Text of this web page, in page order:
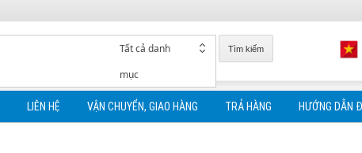
Tất cả danh
mục
Tìm kiếm
LIÊN HỆ VẬN CHUYỂN, GIAO HÀNG TRẢ HÀNG HƯỚNG DẪN